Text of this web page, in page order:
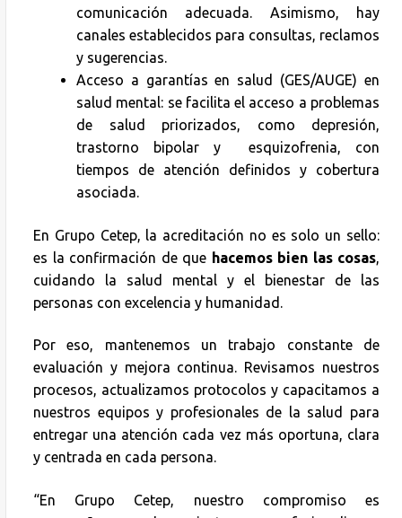
comunicación adecuada. Asimismo, hay
canales establecidos para consultas, reclamos
y sugerencias.
Acceso a garantías en salud (GES/AUGE) en
salud mental: se facilita el acceso a problemas
de salud priorizados, como depresión,
trastorno bipolar y esquizofrenia, con
tiempos de atención definidos y cobertura
asociada.
En Grupo Cetep, la acreditación no es solo un sello:
es la confirmación de que hacemos bien las cosas,
cuidando la salud mental y el bienestar de las
personas con excelencia y humanidad.
Por eso, mantenemos un trabajo constante de
evaluación y mejora continua. Revisamos nuestros
procesos, actualizamos protocolos y capacitamos a
nuestros equipos y profesionales de la salud para
entregar una atención cada vez más oportuna, clara
y centrada en cada persona.
“En Grupo Cetep, nuestro compromiso es